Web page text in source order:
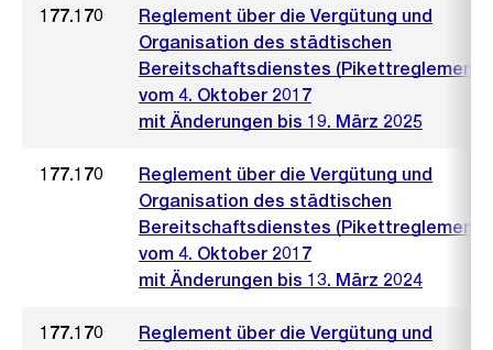
177.170
Reglement über die Vergütung und
Organisation des städtischen
Bereitschaftsdienstes (Pikettreglement)
vom 4. Oktober 2017
mit Änderungen bis 19. März 2025
177.170
Reglement über die Vergütung und
Organisation des städtischen
Bereitschaftsdienstes (Pikettreglement)
vom 4. Oktober 2017
mit Änderungen bis 13. März 2024
177.170
Reglement über die Vergütung und